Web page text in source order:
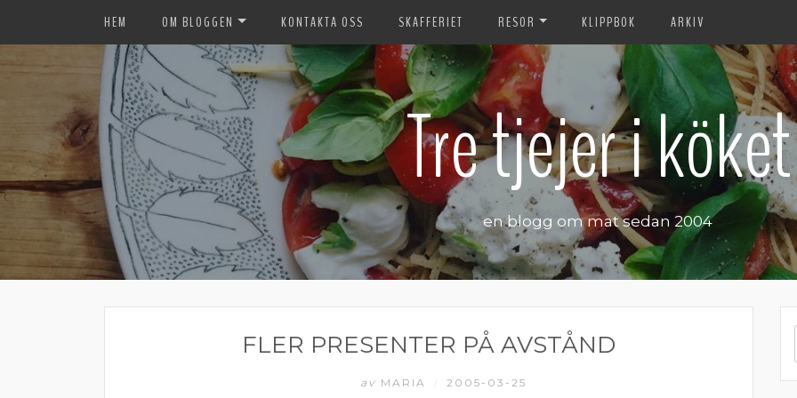
HEM OM BLOGGEN KONTAKTA OSS SKAFFERIET RESOR KLIPPBOK ARKIV
Tre tjejer i köket
en blogg om mat sedan 2004
FLER PRESENTER PÅ AVSTÅND
av MARIA 2005-03-25